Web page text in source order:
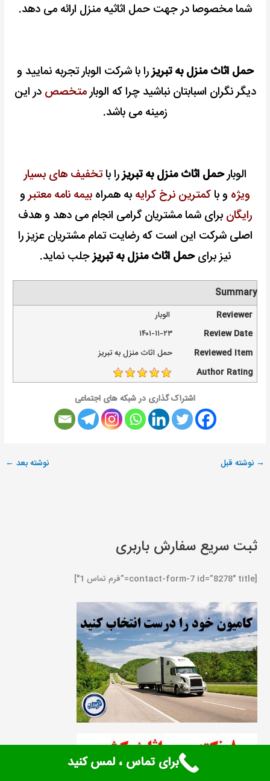
شما مخصوصا در جهت حمل اثاثیه منزل ارائه می دهد.
حمل اثاث منزل به تبریزرا با شرکت الوبار تجربه نمایید و
دیگر نگران اسبابتان نباشید چرا که الوبارمتخصص در این
زمینه می باشد.
الوبارحمل اثاث منزل به تبریزرا باتخفیف های بسیار
ویژه و باکمترین نرخ کرایه به همراه بیمه نامه معتبرو
رایگان برای شما مشتریان گرامی انجام می دهد و هدف
اصلی شرکت این است که رضایت تمام مشتریان عزیز را
نیز برایحمل اثاث منزل به تبریزجلب نماید.
Summary
Reviewer
الوبار
Review Date
۱۴۰۱-۱۱-۲۳
Reviewed Item
حمل اثاث منزل به تبریز
Author Rating
اشتراک گذاری در شبکه های اجتماعی
→ نوشته قبل نوشته بعد ←
ثبت سریع سفارش باربری
[contact-form-7 id=”8278″ title=”فرم تماس 1″]
برای تماس ، لمس کنید